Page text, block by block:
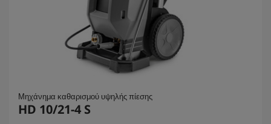
Μηχάνημα καθαρισμού υψηλής πίεσης
HD 10/21-4 S